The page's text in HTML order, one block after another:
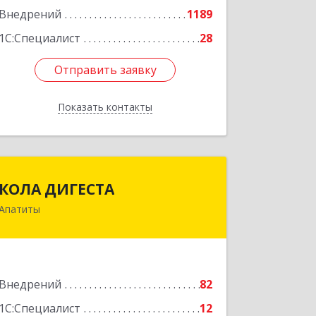
Внедрений
1189
1С:Специалист
28
Отправить заявку
Показать контакты
Отправить заявку
Назад
КОЛА ДИГЕСТА
Внедрений
82
1С:Специалист
12
184209, Мурманская обл, Апатиты г,